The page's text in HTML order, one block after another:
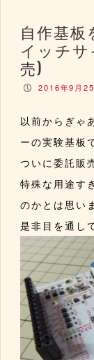
自作基板
イッチサ
売)
P 2016年9月25
以前からぎゃ
ーの実験基板
ついに委託販
特殊な用途す
のかとは思い
是非目を通し